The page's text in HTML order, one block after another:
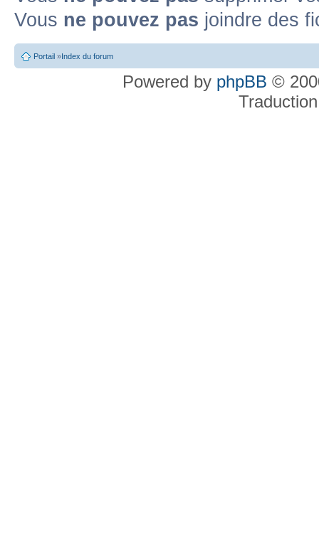
Vous ne pouvez pas joindre des
Portail »Index du forum
Powered by phpBB ©